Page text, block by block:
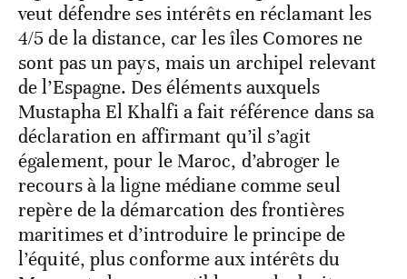
veut défendre ses intérêts en réclamant les
4/5 de la distance, car les îles Comores ne
sont pas un pays, mais un archipel relevant
de l’Espagne. Des éléments auxquels
Mustapha El Khalfi a fait référence dans sa
déclaration en affirmant qu’il s’agit
également, pour le Maroc, d’abroger le
recours à la ligne médiane comme seul
repère de la démarcation des frontières
maritimes et d’introduire le principe de
l’équité, plus conforme aux intérêts du